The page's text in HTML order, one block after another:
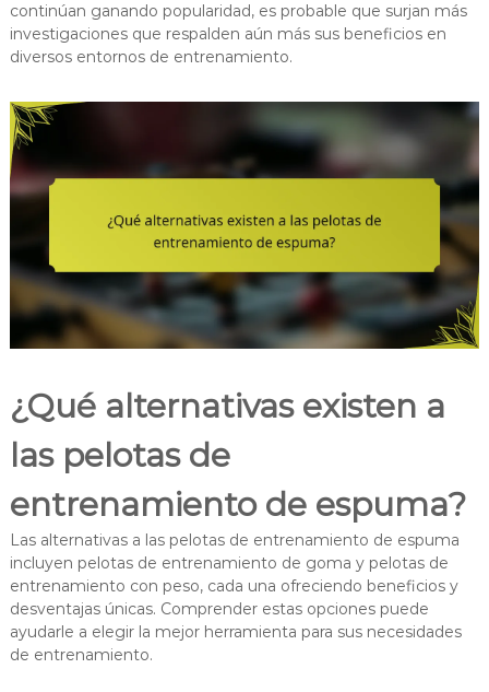
continúan ganando popularidad, es probable que surjan más
investigaciones que respalden aún más sus beneficios en
diversos entornos de entrenamiento.
¿Qué alternativas existen a
las pelotas de
entrenamiento de espuma?
Las alternativas a las pelotas de entrenamiento de espuma
incluyen pelotas de entrenamiento de goma y pelotas de
entrenamiento con peso, cada una ofreciendo beneficios y
desventajas únicas. Comprender estas opciones puede
ayudarle a elegir la mejor herramienta para sus necesidades
de entrenamiento.